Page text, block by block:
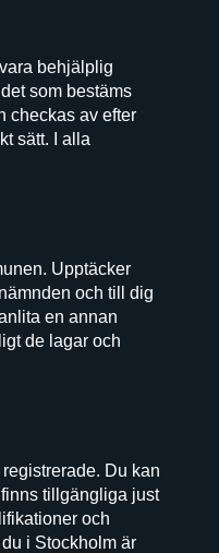
behjälplig
som bestäms
checkas av efter
sätt. I alla
Upptäcker
och till dig
en annan
de lagar och
Du kan
tillgängliga just
och
i Stockholm är